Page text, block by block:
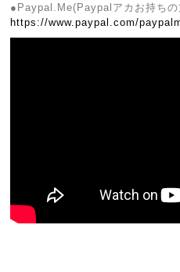
●Paypal.Me(Paypalアカお持ちの
https://www.paypal.com/